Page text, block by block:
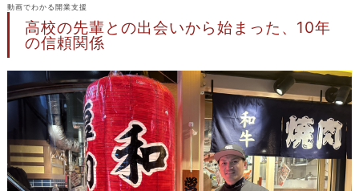
動画でわかる開業支援
高校の先輩との出会いから始まった、10年
の信頼関係